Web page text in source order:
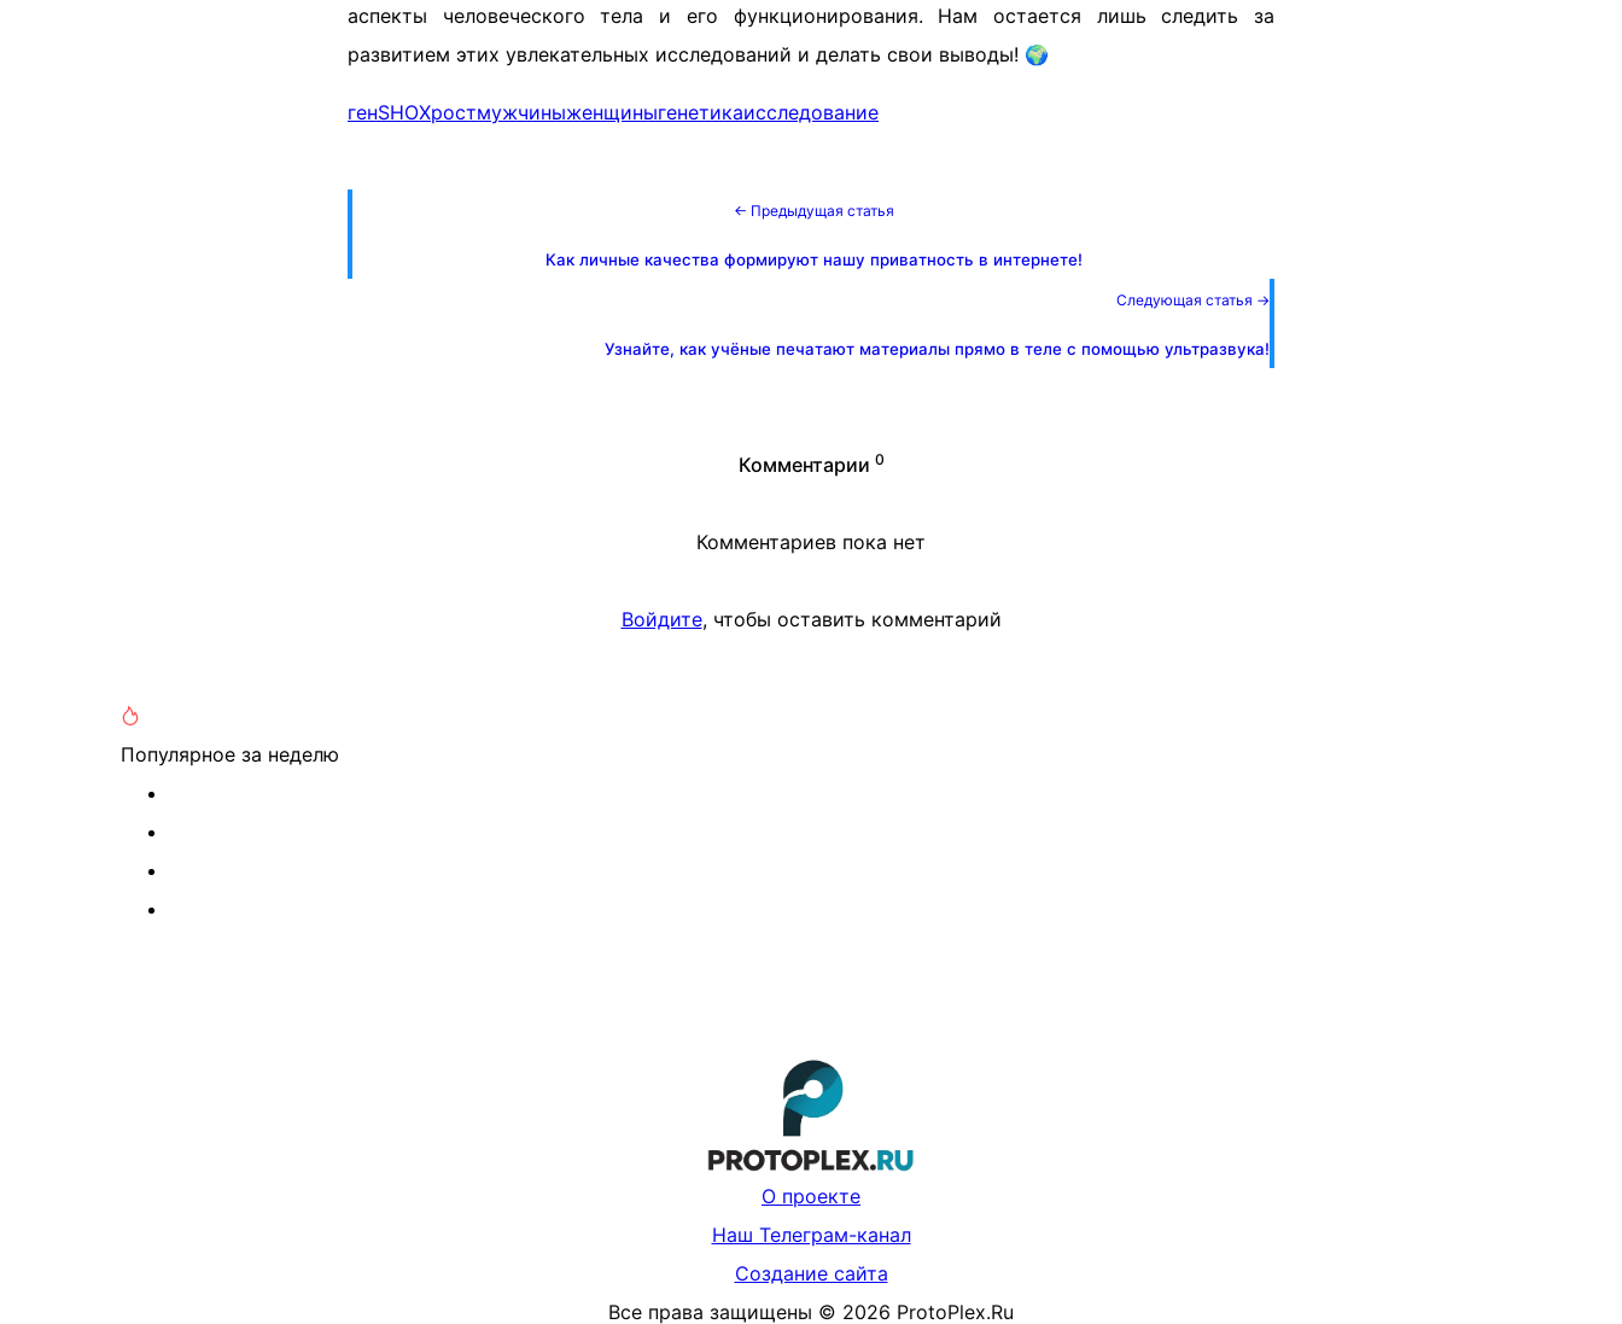
аспекты человеческого тела и его функционирования. Нам остается лишь следить за
развитием этих увлекательных исследований и делать свои выводы! 🌍
генSHOXростмужчиныженщиныгенетикаисследование
← Предыдущая статья
Как личные качества формируют нашу приватность в интернете!
Следующая статья →
Узнайте, как учёные печатают материалы прямо в теле с помощью ультразвука!
Комментарии 0
Комментариев пока нет
Войдите, чтобы оставить комментарий
Популярное за неделю
О проекте
Наш Телеграм-канал
Создание сайта
Все права защищены © 2026 ProtoPlex.Ru